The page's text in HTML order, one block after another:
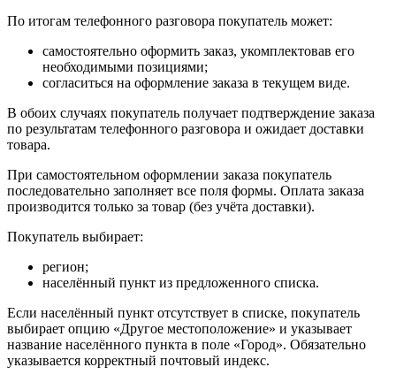
По итогам телефонного разговора покупатель может:
самостоятельно оформить заказ, укомплектовав его
необходимыми позициями;
согласиться на оформление заказа в текущем виде.
В обоих случаях покупатель получает подтверждение заказа
по результатам телефонного разговора и ожидает доставки
товара.
При самостоятельном оформлении заказа покупатель
последовательно заполняет все поля формы. Оплата заказа
производится только за товар (без учёта доставки).
Покупатель выбирает:
регион;
населённый пункт из предложенного списка.
Если населённый пункт отсутствует в списке, покупатель
выбирает опцию «Другое местоположение» и указывает
название населённого пункта в поле «Город». Обязательно
указывается корректный почтовый индекс.